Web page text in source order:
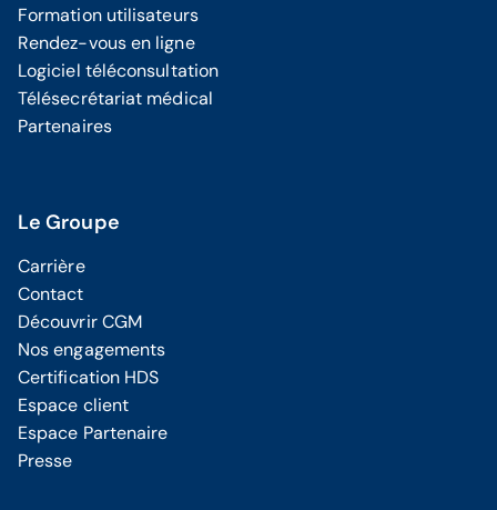
Formation utilisateurs
Rendez-vous en ligne
Logiciel téléconsultation
Télésecrétariat médical
Partenaires
Le Groupe
Carrière
Contact
Découvrir CGM
Nos engagements
Certification HDS
Espace client
Espace Partenaire
Presse